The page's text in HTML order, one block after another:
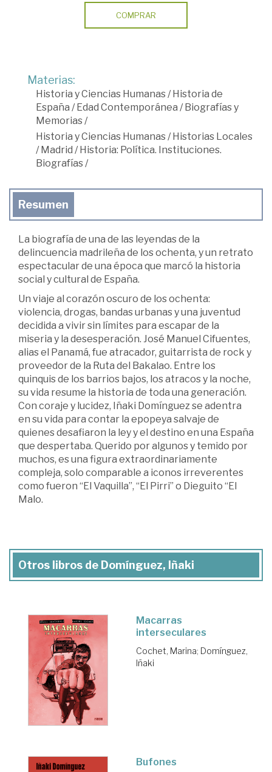
COMPRAR
Materias:
Historia y Ciencias Humanas/ Historia de
España / Edad Contemporánea / Biografías y
Memorias/
Historia y Ciencias Humanas/ Historias Locales
/ Madrid / Historia: Política. Instituciones.
Biografías/
Resumen
La biografía de una de las leyendas de la
delincuencia madrileña de los ochenta, y un retrato
espectacular de una época que marcó la historia
social y cultural de España.
Un viaje al corazón oscuro de los ochenta:
violencia, drogas, bandas urbanas y una juventud
decidida a vivir sin límites para escapar de la
miseria y la desesperación. José Manuel Cifuentes,
alias el Panamá, fue atracador, guitarrista de rock y
proveedor de la Ruta del Bakalao. Entre los
quinquis de los barrios bajos, los atracos y la noche,
su vida resume la historia de toda una generación.
Con coraje y lucidez, Iñaki Domínguez se adentra
en su vida para contar la epopeya salvaje de
quienes desafiaron la ley y el destino en una España
que despertaba. Querido por algunos y temido por
muchos, es una figura extraordinariamente
compleja, solo comparable a iconos irreverentes
como fueron “El Vaquilla”, “El Pirri” o Dieguito “El
Malo.
Otros libros de Domínguez, Iñaki
Macarras
interseculares
Cochet, Marina; Domínguez,
Iñaki
Bufones